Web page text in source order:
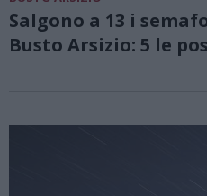
Salgono a 13 i
Busto Arsizio: 5 le